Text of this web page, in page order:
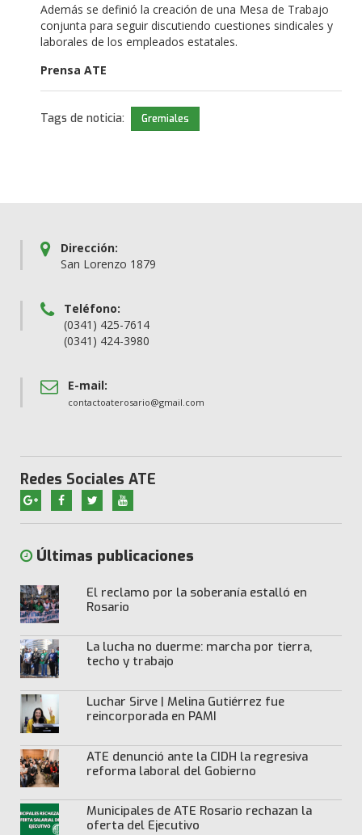
Además se definió la creación de una Mesa de Trabajo
conjunta para seguir discutiendo cuestiones sindicales y
laborales de los empleados estatales.
Prensa ATE
Tags de noticia: Gremiales
Dirección:
San Lorenzo 1879
Teléfono:
(0341) 425-7614
(0341) 424-3980
E-mail:
contactoaterosario@gmail.com
Redes Sociales ATE
Últimas publicaciones
El reclamo por la soberanía estalló en
Rosario
La lucha no duerme: marcha por tierra,
techo y trabajo
Luchar Sirve | Melina Gutiérrez fue
reincorporada en PAMI
ATE denunció ante la CIDH la regresiva
reforma laboral del Gobierno
Municipales de ATE Rosario rechazan la
oferta del Ejecutivo